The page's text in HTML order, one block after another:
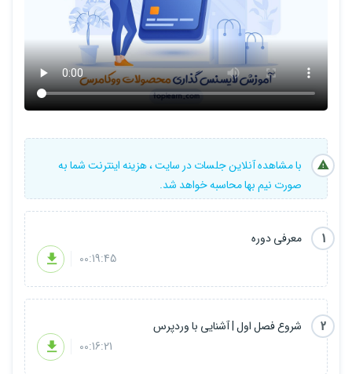
فیزیکی و ... فعالیت می کنند به وسیله افزونه فروشگاه ساز ووکامرس
(woocommerce) توسعه داده شده اند. شما نیز می توانید برای فروش
نرم افزار هایتان از این افزونه فروشگاه ساز قدرتمند استفاده کنید.
لایسنس گذاری روی محصولات ووکامرس همان چیزی است که شما برای
جلوگیری از پخش محصولاتتان به صورت رایگان نیاز دارید. در این دوره
به صورت کامل و از صفر تا صد یاد می گیرید که چگونه برای محصولات
woocommerce مجوز قرار دهید و با افزونه License Manager for
WooCommerce کار کنید.
جهت اطلاعات بیشتر ویدیوی معرفی دوره را مشاهده کنید.
پیش نیاز: آشنایی با وردپرس، آشنایی با ووکامرس. مسلط بودن به یک
زبان برنامه نویسی به صورت حرفه ای
با مشاهده آنلاین جلسات در سایت ، هزینه اینترنت شما به
صورت نیم بها محاسبه خواهد شد.
1
معرفی دوره
00:19:45
2
شروع فصل اول | آشنایی با وردپرس
00:16:21